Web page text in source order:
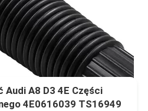
Audi A8 D3 4E Części
4E0616039 TS16949